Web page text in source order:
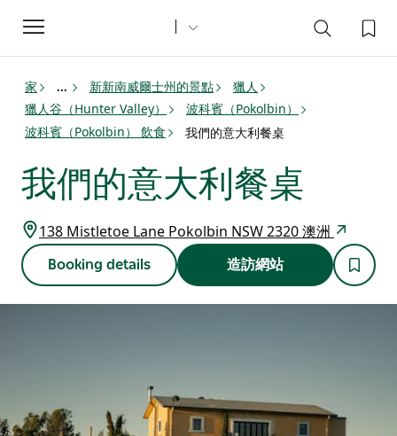
Toggle
navigation
家 ... 新新南威爾士州的景點
獵人
獵人谷（Hunter Valley）
波科賓（Pokolbin）
波科賓（Pokolbin） 飲食
我們的意大利餐桌
我們的意大利餐桌
138 Mistletoe Lane Pokolbin NSW 2320 澳洲
Booking details 造訪網站